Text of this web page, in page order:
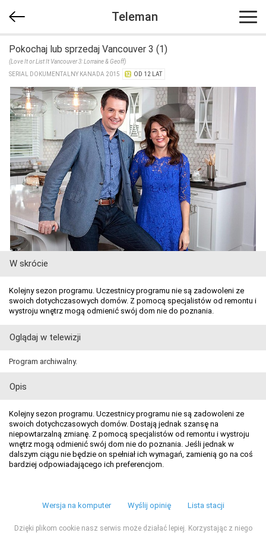
Teleman
Pokochaj lub sprzedaj Vancouver 3 (1)
(Love It or List It Vancouver 3: Lorraine & Geoff)
SERIAL DOKUMENTALNY KANADA 2015
OD 12 LAT
W skrócie
Kolejny sezon programu. Uczestnicy programu nie są zadowoleni ze
swoich dotychczasowych domów. Z pomocą specjalistów od remontu i
wystroju wnętrz mogą odmienić swój dom nie do poznania.
Oglądaj w telewizji
Program archiwalny.
Opis
Kolejny sezon programu. Uczestnicy programu nie są zadowoleni ze
swoich dotychczasowych domów. Dostają jednak szansę na
niepowtarzalną zmianę. Z pomocą specjalistów od remontu i wystroju
wnętrz mogą odmienić swój dom nie do poznania. Jeśli jednak w
dalszym ciągu nie będzie on spełniał ich wymagań, zamienią go na coś
bardziej odpowiadającego ich preferencjom.
Wersja na komputer Wyślij opinię Lista stacji
Dzięki plikom cookie nasz serwis może działać lepiej. Korzystając z niego